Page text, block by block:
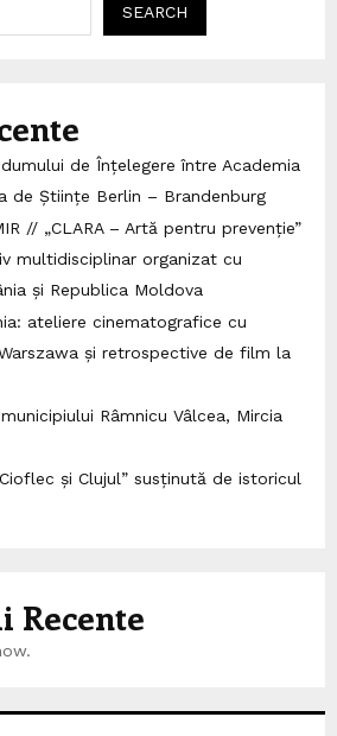
SEARCH
de Înțelegere între Academia
de Științe Berlin – Brandenburg
// „CLARA – Artă pentru prevenție”
multidisciplinar organizat cu
și Republica Moldova
ateliere cinematografice cu
și retrospective de film la
Râmnicu Vâlcea, Mircia
și Clujul” susținută de istoricul
Recente